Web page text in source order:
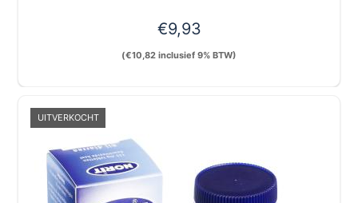
€9,93
(€10,82 inclusief 9% BTW)
UITVERKOCHT